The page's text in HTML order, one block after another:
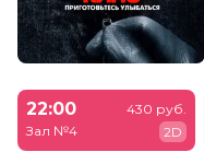
22:00
Зал №4
430 руб.
2D